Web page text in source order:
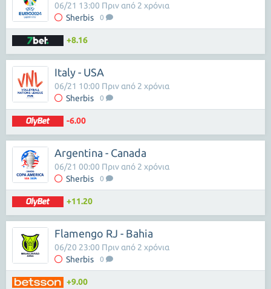
Sherbis 0
06/21 13:00 Πριν από 2 χρόνια
+8.16
Italy - USA
Sherbis 0
06/21 10:00 Πριν από 2 χρόνια
-6.00
Argentina - Canada
Sherbis 0
06/21 00:00 Πριν από 2 χρόνια
+11.20
Flamengo RJ - Bahia
Sherbis 0
06/20 23:00 Πριν από 2 χρόνια
+9.00